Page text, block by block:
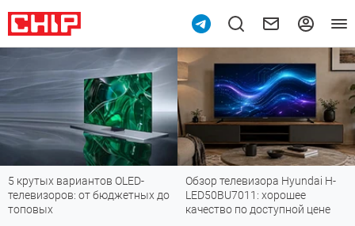
5 крутых вариантов OLED-
телевизоров: от бюджетных до
топовых
Обзор телевизора Hyundai H-
LED50BU7011: хорошее
качество по доступной цене